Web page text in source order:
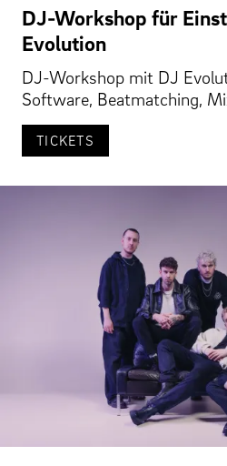
DJ-Workshop für
Evolution
DJ-Workshop mit DJ
Software,
TICKETS